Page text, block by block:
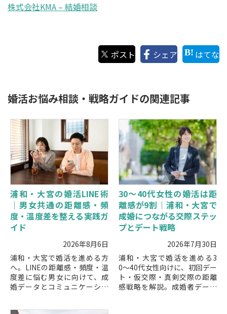
株式会社KMA – 結婚相談
ポスト シェア はてな
婚活お悩み相談・戦略ガイドの関連記事
浦和・大宮の婚活LINE術
｜男女共通の距離感・頻
度・温度差を整える実践ガ
イド
2026年8月6日
浦和・大宮で婚活を進める方
へ。LINEの距離感・頻度・温
度差に悩む男女に向けて、成
婚データとコミュニケーショ
30〜40代女性の婚活は距
離感が9割｜浦和・大宮で
成婚につながる交際ステッ
プとデート戦略
2026年7月30日
浦和・大宮で婚活を進める3
0〜40代女性向けに、初回デー
ト・仮交際・真剣交際の距離
感戦略を解説。成婚者データ